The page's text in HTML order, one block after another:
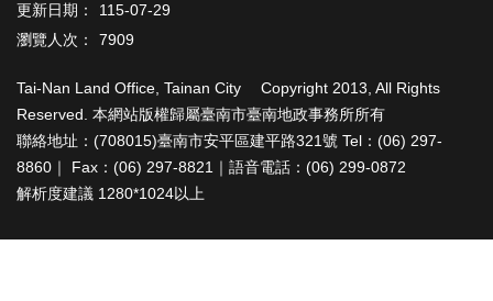
民
交
流
下
載
專
更新日期：
115-07-29
瀏覽人次：
7909
Tai-Nan Land Office, Tainan City Copyright 2013, All Rights
Reserved. 本網站版權歸屬臺南市臺南地政事務所所有
聯絡地址：(708015)臺南市安平區建平路321號 Tel：(06) 297-
8860｜ Fax：(06) 297-8821｜語音電話：(06) 299-0872
解析度建議 1280*1024以上